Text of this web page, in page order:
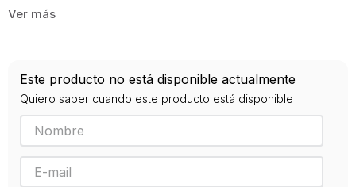
9789583036248
Editorial
PANAMERICANA
Año de publicación
2013
Este producto no está disponible actualmente
Quiero saber cuando este producto está disponible